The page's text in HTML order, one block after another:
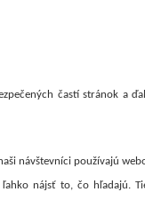
častí stránok a
návštevníci používajú
nájsť to, čo hľadajú.